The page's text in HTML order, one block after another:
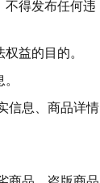
不得发布任何违
益的目的。
信息、商品详情